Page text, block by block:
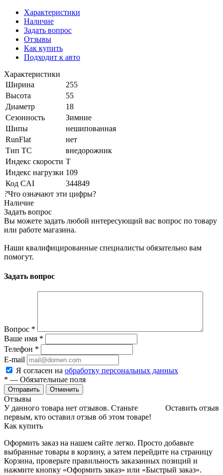
Характеристики
Наличие
Задать вопрос
Отзывы
Как купить
Подходит к авто
Характеристики
Ширина
255
Высота
55
Диаметр
18
Сезонность
Зимние
Шипы
нешипованная
RunFlat
нет
Тип ТС
внедорожник
Индекс скорости T
Индекс нагрузки 109
Код CAI
344849
?Что означают эти цифры?
Наличие
Задать вопрос
Вы можете задать любой интересующий вас вопрос по товару
или работе магазина.
Наши квалифицированные специалисты обязательно вам
помогут.
Задать вопрос
Вопрос *
Ваше имя *
Телефон *
E-mail
Я согласен на обработку персональных данных
* — Обязательные поля
Отменить
Отзывы
Оставить отзыв
У данного товара нет отзывов. Станьте
первым, кто оставил отзыв об этом товаре!
Как купить
Оформить заказ на нашем сайте легко. Просто добавьте
выбранные товары в корзину, а затем перейдите на страницу
Корзина, проверьте правильность заказанных позиций и
нажмите кнопку «Оформить заказ» или «Быстрый заказ».